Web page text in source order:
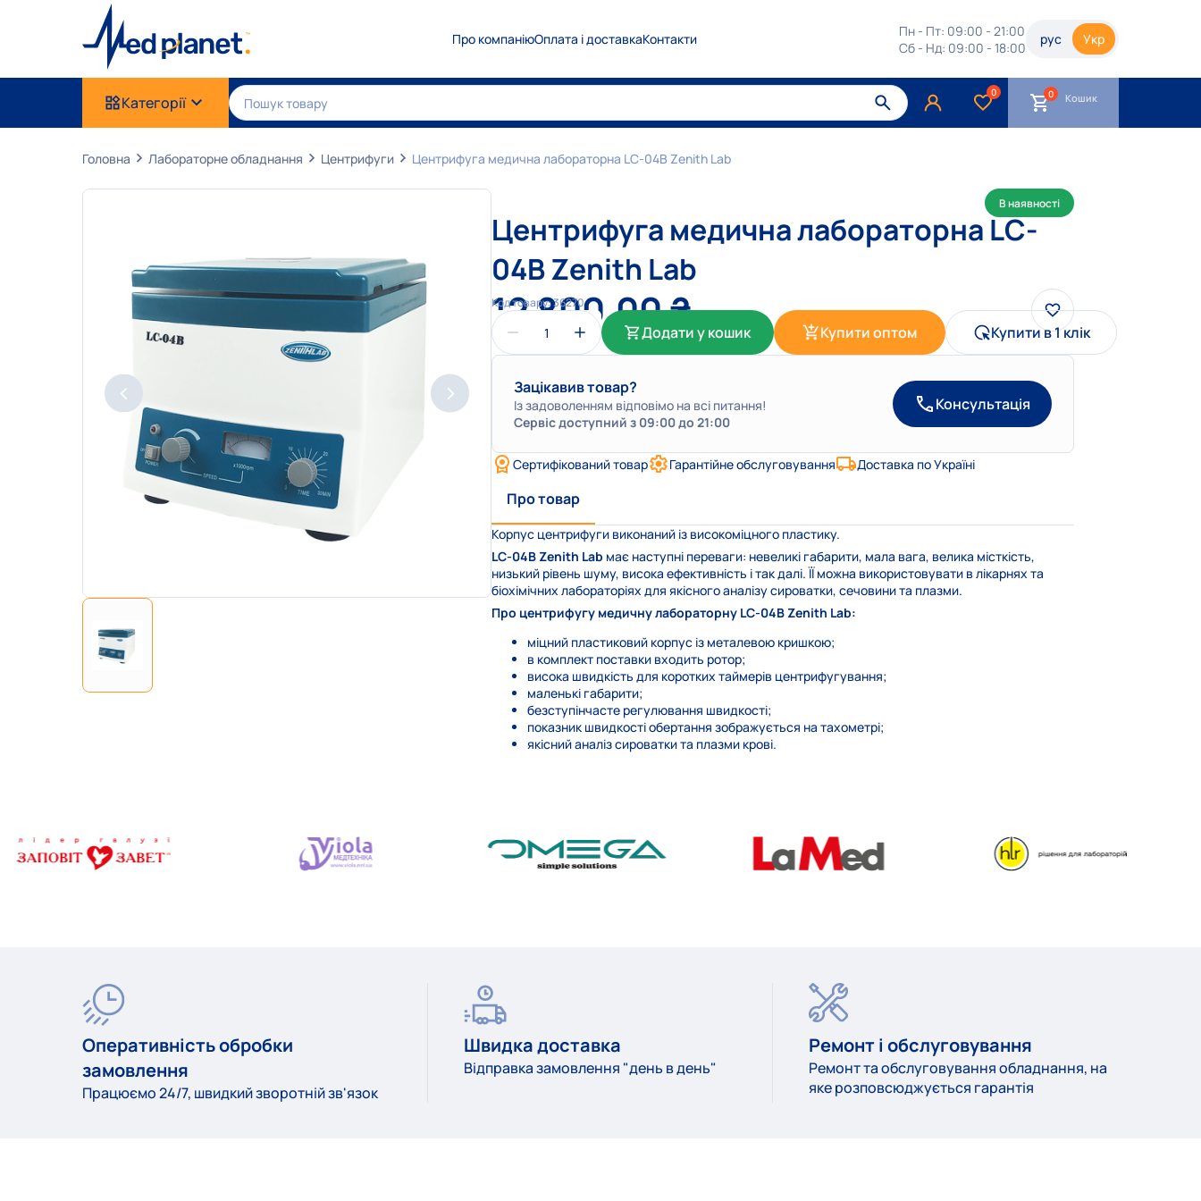
Про компаніюОплата і доставкаКонтакти
067 Показати номер
info@medplanet.com.ua
Пн - Пт: 09:00 - 21:00
Сб - Нд: 09:00 - 18:00
рус Укр
Категорії
0 Кошик
Головна Лабораторне обладнання Центрифуги Центрифуга медична лабораторна LC-04B Zenith Lab
В наявності
Центрифуга медична лабораторна LC-
04B Zenith Lab
12 800,00₴
Код товару:36270
Додати у кошик Купити оптом Купити в 1 клік
Зацікавив товар?
Із задоволенням відповімо на всі питання!
Сервіс доступний з 09:00 до 21:00
Консультація
Сертифікований товар Гарантійне обслуговування Доставка по Україні
Про товар
Корпус центрифуги виконаний із високоміцного пластику.
LC-04B Zenith Lab має наступні переваги: невеликі габарити, мала вага, велика місткість,
низький рівень шуму, висока ефективність і так далі. ЇЇ можна використовувати в лікарнях та
біохімічних лабораторіях для якісного аналізу сироватки, сечовини та плазми.
Про центрифугу медичну лабораторну LC-04B Zenith Lab:
міцний пластиковий корпус із металевою кришкою;
в комплект поставки входить ротор;
висока швидкість для коротких таймерів центрифугування;
маленькі габарити;
безступінчасте регулювання швидкості;
показник швидкості обертання зображується на тахометрі;
якісний аналіз сироватки та плазми крові.
Оперативність обробки
замовлення
Працюємо 24/7, швидкий зворотній зв'язок
Швидка доставка
Відправка замовлення "день в день"
Ремонт і обслуговування
Ремонт та обслуговування обладнання, на
яке розповсюджується гарантія